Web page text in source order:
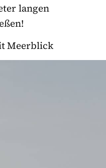
langen
Meerblick